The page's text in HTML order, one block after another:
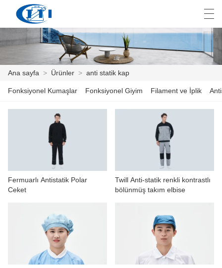
ANA SAYFA
ÖZELLEŞTIRME
HABER
BIZIMLE ILETIŞIME GEÇIN
VIDEOLAR
العربية česky Deutsch
Ana sayfa > Ürünler > anti statik kap
Fonksiyonel Kumaşlar Fonksiyonel Giyim Filament ve İplik
Fermuarlı Antistatik Polar
Ceket
Twill Anti-statik renkli kontrastlı
bölünmüş takım elbise